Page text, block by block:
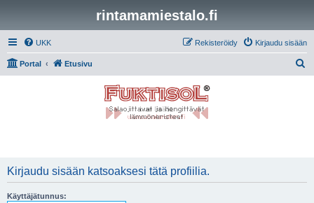
rintamamiestalo.fi
UKK Kirjaudu sisään
Rekisteröidy
Portal Etusivu
Kirjaudu sisään katsoaksesi tätä profiilia.
Käyttäjätunnus: